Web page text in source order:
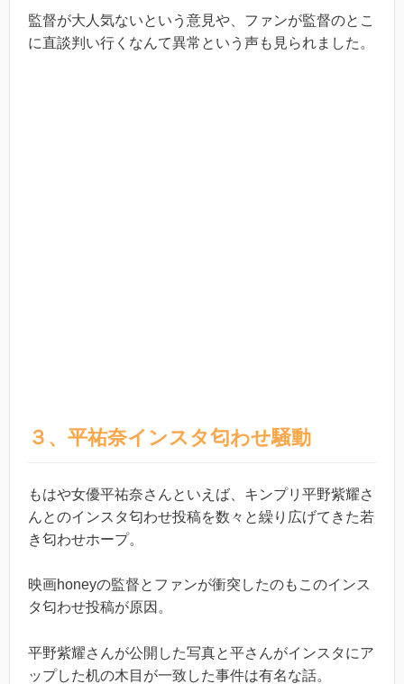
監督が大人気ないという意見や、ファンが監督のとこ
に直談判い行くなんて異常という声も見られました。
３、平祐奈インスタ匂わせ騒動
もはや女優平祐奈さんといえば、キンプリ平野紫耀さ
んとのインスタ匂わせ投稿を数々と繰り広げてきた若
き匂わせホープ。
映画honeyの監督とファンが衝突したのもこのインス
タ匂わせ投稿が原因。
平野紫耀さんが公開した写真と平さんがインスタにア
ップした机の木目が一致した事件は有名な話。